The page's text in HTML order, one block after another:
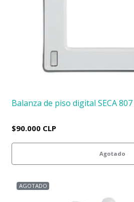
Balanza de piso digital SECA 807
$90.000 CLP
Agotado
AGOTADO